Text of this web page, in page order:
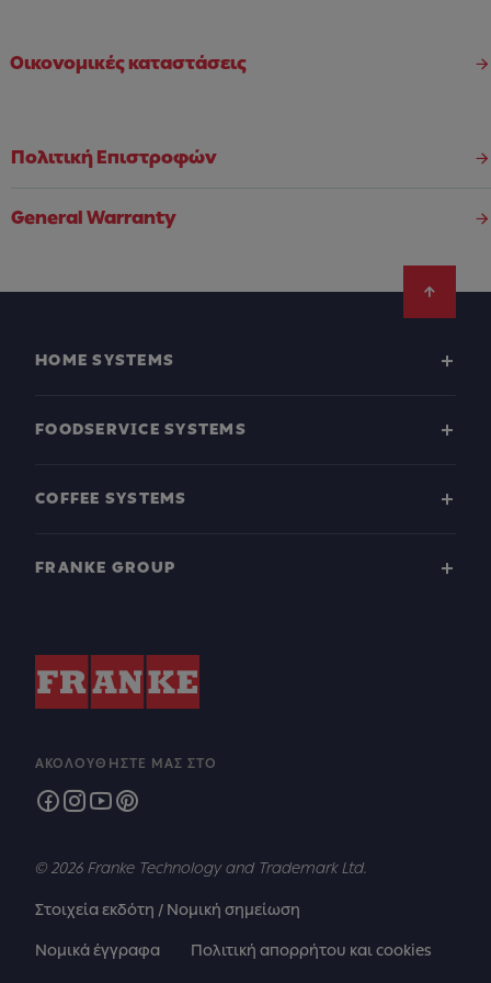
Oικονομικές καταστάσεις
Πολιτική Επιστροφών
General Warranty
HOME SYSTEMS
FOODSERVICE SYSTEMS
COFFEE SYSTEMS
FRANKE GROUP
ΑΚΟΛΟΥΘΉΣΤΕ ΜΑΣ ΣΤΟ
© 2026 Franke Technology and Trademark Ltd.
Στοιχεία εκδότη / Νομική σημείωση
Νομικά έγγραφα Πολιτική απορρήτου και cookies